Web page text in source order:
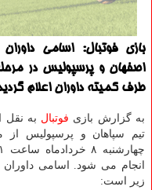
بازی فوتبال: اسامی
اصفهان و پرسپولیس در
طرف كمیته داوران اعلام
به گزارش بازی فوتبال به نقل
تیم سپاهان و پرسپولیس از
چهارشنبه ۸ خردادماه ساعت ۲۱ در
انجام می شود. اسامی داوران
زیر است: